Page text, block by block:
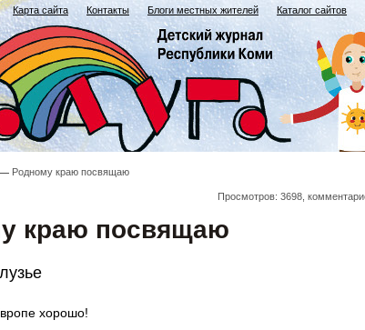
Карта сайта Контакты Блоги местных жителей Каталог сайтов
Родному краю посвящаю
Просмотров: 3698,
краю посвящаю
хорошо!